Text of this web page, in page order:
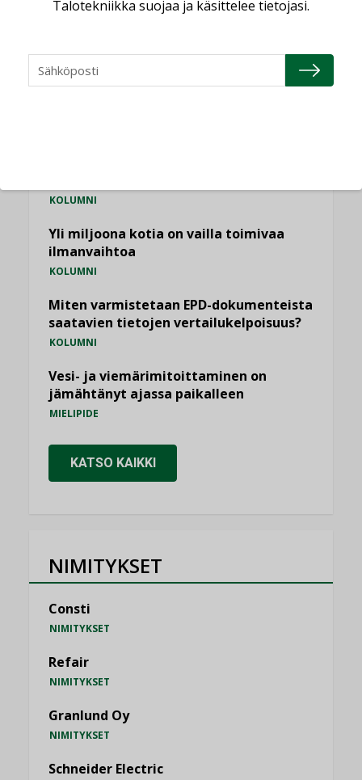
NÄKÖKULMIA
KOLUMNI
Yli miljoona kotia on vailla toimivaa
ilmanvaihtoa
KOLUMNI
Miten varmistetaan EPD-dokumenteista
saatavien tietojen vertailukelpoisuus?
KOLUMNI
Vesi- ja viemärimitoittaminen on
jämähtänyt ajassa paikalleen
MIELIPIDE
KATSO KAIKKI
NIMITYKSET
Consti
NIMITYKSET
Refair
NIMITYKSET
Granlund Oy
NIMITYKSET
Schneider Electric
Talotekniikka suojaa ja käsittelee tietojasi.